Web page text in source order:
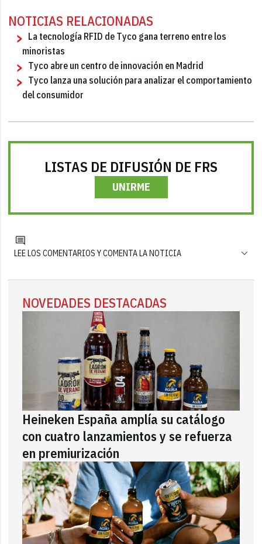
NOTICIAS RELACIONADAS
La tecnología RFID de Tyco gana terreno entre los
minoristas
Tyco abre un centro de innovación en Madrid
Tyco lanza una solución para analizar el comportamiento
del consumidor
LISTAS DE DIFUSIÓN DE FRS
UNIRME
LEE LOS COMENTARIOS Y COMENTA LA NOTICIA
NOVEDADES DESTACADAS
Heineken España amplía su catálogo
con cuatro lanzamientos y se refuerza
en premiurización